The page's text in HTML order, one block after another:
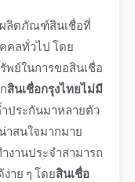
ผลิตภัณฑ์สินเชื่อที่
คลทั่วไป โดย
ย์ในการขอสินเชื่อ
สินเชื่อกรุงไทยไม่มี
ประกันมาหลายตัว
าสนใจมากมาย
งานประจำสามารถ
ง่าย ๆ โดยสินเชื่อ